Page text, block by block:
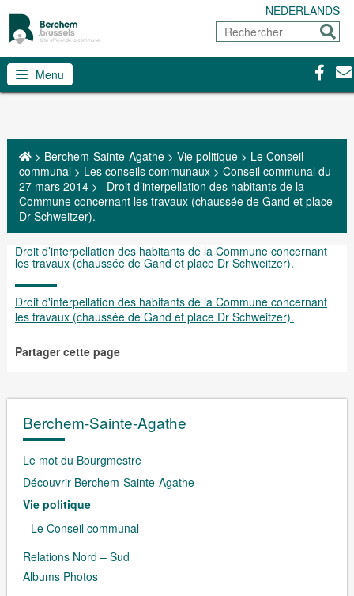
NEDERLANDS
Rechercher
Menu
> Berchem-Sainte-Agathe> Vie politique> Le Conseil
communal> Les conseils communaux> Conseil communal du
27 mars 2014>
Droit d’interpellation des habitants de la
Commune concernant les travaux (chaussée de Gand et place
Dr Schweitzer).
Droit d’interpellation des habitants de la Commune concernant
les travaux (chaussée de Gand et place Dr Schweitzer).
Droit d'interpellation des habitants de la Commune concernant
les travaux (chaussée de Gand et place Dr Schweitzer).
Partager cette page
Berchem-Sainte-Agathe
Le mot du Bourgmestre
Découvrir Berchem-Sainte-Agathe
Vie politique
Le Conseil communal
Relations Nord – Sud
Albums Photos